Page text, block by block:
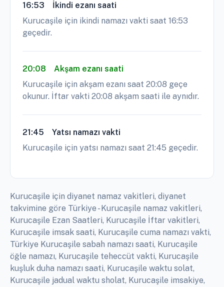
16:53
İkindi ezanı saati
Kurucaşile için ikindi namazı vakti saat 16:53
geçedir.
20:08
Akşam ezanı saati
Kurucaşile için akşam ezanı saat 20:08 geçe
okunur. İftar vakti 20:08 akşam saati ile aynıdır.
21:45
Yatsı namazı vakti
Kurucaşile için yatsı namazı saat 21:45 geçedir.
Kurucaşile için diyanet namaz vakitleri, diyanet
takvimine göre Türkiye - Kurucaşile namaz vakitleri,
Kurucaşile Ezan Saatleri, Kurucaşile İftar vakitleri,
Kurucaşile imsak saati, Kurucaşile cuma namazı vakti,
Türkiye Kurucaşile sabah namazı saati, Kurucaşile
öğle namazı, Kurucaşile teheccüt vakti, Kurucaşile
kuşluk duha namazı saati, Kurucaşile waktu solat,
Kurucaşile jadual waktu sholat, Kurucaşile imsakiye,